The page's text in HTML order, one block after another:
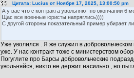
Цитата: Lucius от Ноября 17, 2025, 13:00:50 pm
А у вас что с контракта увольняют по окончании 6
Щас все военные юристы напряглись))))
С другой стороны показательный пример убирает
Уже уволился . Я же служил в
уже. У нас контракт тоже с министерством
Погуглите про Барсы добровольческие
увольняйся, никто не держит насильно , но